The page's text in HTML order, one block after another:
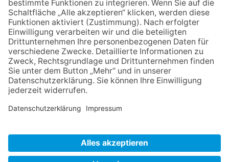
Impressum
Widerruf